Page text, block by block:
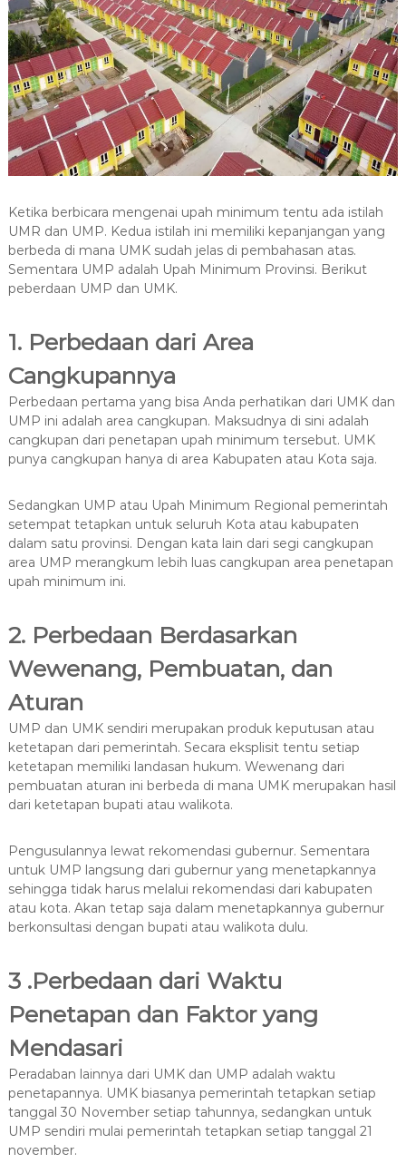
Ketika berbicara mengenai upah minimum tentu ada istilah
UMR dan UMP. Kedua istilah ini memiliki kepanjangan yang
berbeda di mana UMK sudah jelas di pembahasan atas.
Sementara UMP adalah Upah Minimum Provinsi. Berikut
peberdaan UMP dan UMK.
1. Perbedaan dari Area
Cangkupannya
Perbedaan pertama yang bisa Anda perhatikan dari UMK dan
UMP ini adalah area cangkupan. Maksudnya di sini adalah
cangkupan dari penetapan upah minimum tersebut. UMK
punya cangkupan hanya di area Kabupaten atau Kota saja.
Sedangkan UMP atau Upah Minimum Regional pemerintah
setempat tetapkan untuk seluruh Kota atau kabupaten
dalam satu provinsi. Dengan kata lain dari segi cangkupan
area UMP merangkum lebih luas cangkupan area penetapan
upah minimum ini.
2. Perbedaan Berdasarkan
Wewenang, Pembuatan, dan
Aturan
UMP dan UMK sendiri merupakan produk keputusan atau
ketetapan dari pemerintah. Secara eksplisit tentu setiap
ketetapan memiliki landasan hukum. Wewenang dari
pembuatan aturan ini berbeda di mana UMK merupakan hasil
dari ketetapan bupati atau walikota.
Pengusulannya lewat rekomendasi gubernur. Sementara
untuk UMP langsung dari gubernur yang menetapkannya
sehingga tidak harus melalui rekomendasi dari kabupaten
atau kota. Akan tetap saja dalam menetapkannya gubernur
berkonsultasi dengan bupati atau walikota dulu.
3 .Perbedaan dari Waktu
Penetapan dan Faktor yang
Mendasari
Peradaban lainnya dari UMK dan UMP adalah waktu
penetapannya. UMK biasanya pemerintah tetapkan setiap
tanggal 30 November setiap tahunnya, sedangkan untuk
UMP sendiri mulai pemerintah tetapkan setiap tanggal 21
november.